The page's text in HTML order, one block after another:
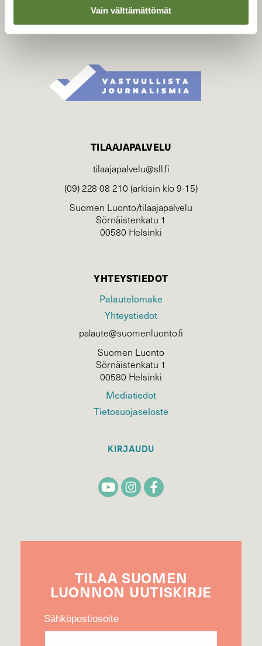
Vain välttämättömät
TILAAJAPALVELU
tilaajapalvelu@sll.fi
(09) 228 08 210 (arkisin klo 9-15)
Suomen Luonto/tilaajapalvelu
Sörnäistenkatu 1
00580 Helsinki
YHTEYSTIEDOT
Palautelomake
Yhteystiedot
palaute@suomenluonto.fi
Suomen Luonto
Sörnäistenkatu 1
00580 Helsinki
Mediatiedot
Tietosuojaseloste
KIRJAUDU
TILAA SUOMEN
LUONNON UUTIS­KIRJE
Sähköpostiosoite